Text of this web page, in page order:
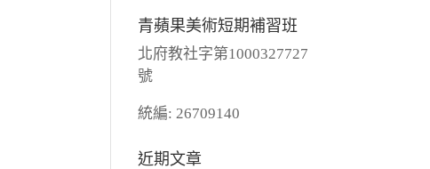
青蘋果美術短期補習班
北府教社字第1000327727
號
統編: 26709140
近期文章